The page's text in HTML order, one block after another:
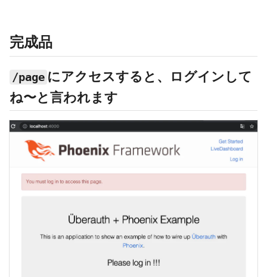
完成品
/page にアクセスすると、ログインして
ね〜と言われます